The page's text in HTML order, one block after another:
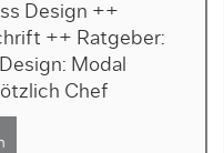
Design ++
++ Ratgeber:
Modal
Chef